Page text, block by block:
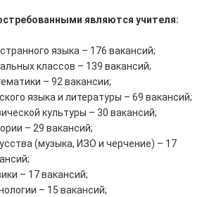
являются учителя:
языка – 176 вакансий;
классов – 139 вакансий;
– 92 вакансии;
языка и литературы – 69 вакансий;
культуры – 30 вакансий;
– 29 вакансий;
(музыка, ИЗО и черчение) – 17
– 17 вакансий;
– 15 вакансий;